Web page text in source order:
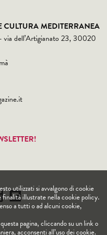
MEDITERRANEA
via dell’Artigianato 23, 30020
utilizzati si avvalgono di cookie
finalità illustrate nella cookie policy.
a tutti o ad alcuni cookie,
pagina, cliccando su un link o
acconsenti all’uso dei cookie.